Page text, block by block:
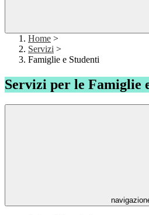
Home >
Servizi >
Famiglie e Studenti
Servizi per le Famiglie